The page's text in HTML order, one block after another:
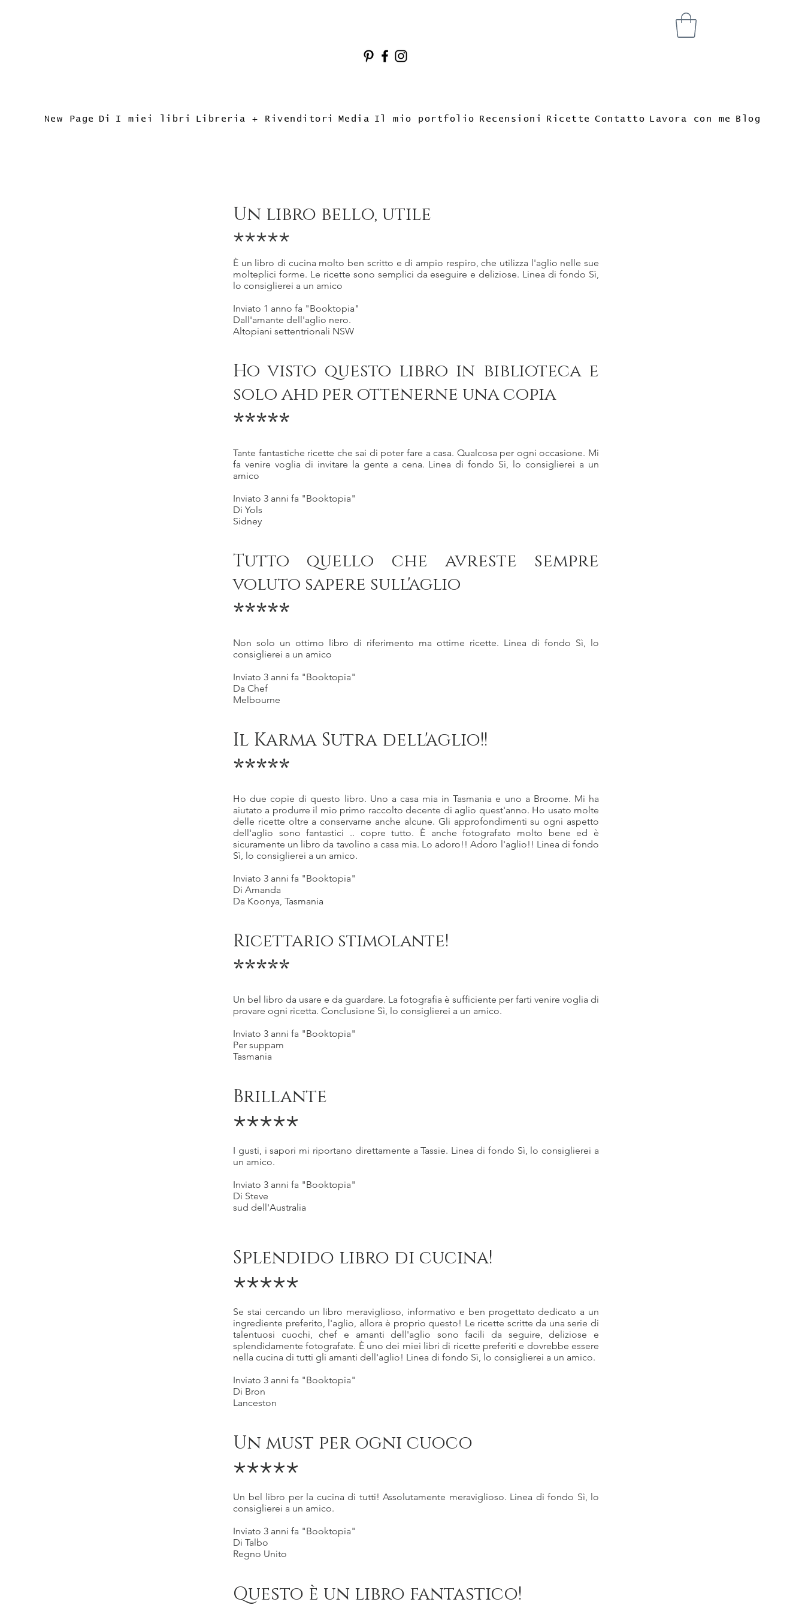
New Page Di I miei libri Libreria + Rivenditori Media Il mio portfolio Recensioni Ricette Contatto Lavora con me Blog
Un libro bello, utile
*****
È un libro di cucina molto ben scritto e di ampio respiro, che utilizza l'aglio nelle sue
molteplici forme. Le ricette sono semplici da eseguire e deliziose. Linea di fondo Sì,
lo consiglierei a un amico
Inviato 1 anno fa "Booktopia"
Dall'amante dell'aglio nero.
Altopiani settentrionali NSW
Ho visto questo libro in biblioteca e
solo ahD per ottenerne una copia
*****
Tante fantastiche ricette che sai di poter fare a casa. Qualcosa per ogni occasione. Mi
fa venire voglia di invitare la gente a cena. Linea di fondo Sì, lo consiglierei a un
amico
Inviato 3 anni fa "Booktopia"
Di Yols
Sidney
Tutto quello che avreste sempre
voluto sapere sull'aglio
*****
Non solo un ottimo libro di riferimento ma ottime ricette. Linea di fondo Sì, lo
consiglierei a un amico
Inviato 3 anni fa "Booktopia"
Da Chef
Melbourne
Il Karma Sutra dell'aglio!!
*****
Ho due copie di questo libro. Uno a casa mia in Tasmania e uno a Broome. Mi ha
aiutato a produrre il mio primo raccolto decente di aglio quest'anno. Ho usato molte
delle ricette oltre a conservarne anche alcune. Gli approfondimenti su ogni aspetto
dell'aglio sono fantastici .. copre tutto. È anche fotografato molto bene ed è
sicuramente un libro da tavolino a casa mia. Lo adoro!! Adoro l'aglio!! Linea di fondo
Sì, lo consiglierei a un amico.
Inviato 3 anni fa "Booktopia"
Di Amanda
Da Koonya, Tasmania
Ricettario stimolante!
*****
Un bel libro da usare e da guardare. La fotografia è sufficiente per farti venire voglia di
provare ogni ricetta. Conclusione Sì, lo consiglierei a un amico.
Inviato 3 anni fa "Booktopia"
Per suppam
Tasmania
Brillante
*****
I gusti, i sapori mi riportano direttamente a Tassie. Linea di fondo Sì, lo consiglierei a
un amico.
Inviato 3 anni fa "Booktopia"
Di Steve
sud dell'Australia
Splendido libro di cucina!
*****
Se stai cercando un libro meraviglioso, informativo e ben progettato dedicato a un
ingrediente preferito, l'aglio, allora è proprio questo! Le ricette scritte da una serie di
talentuosi cuochi, chef e amanti dell'aglio sono facili da seguire, deliziose e
splendidamente fotografate. È uno dei miei libri di ricette preferiti e dovrebbe essere
nella cucina di tutti gli amanti dell'aglio! Linea di fondo Sì, lo consiglierei a un amico.
Inviato 3 anni fa "Booktopia"
Di Bron
Lanceston
Un must per ogni cuoco
*****
Un bel libro per la cucina di tutti! Assolutamente meraviglioso. Linea di fondo Sì, lo
consiglierei a un amico.
Inviato 3 anni fa "Booktopia"
Di Talbo
Regno Unito
Questo è un libro fantastico!